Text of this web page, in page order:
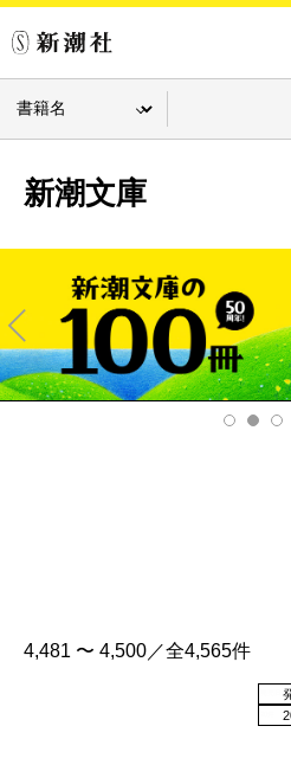
新潮文庫
Pre
v
4,481 〜 4,500／全4,565件